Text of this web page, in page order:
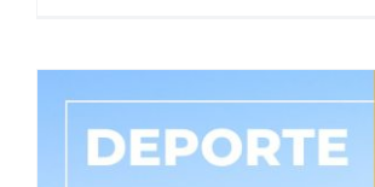
Las Últimas Tendencias